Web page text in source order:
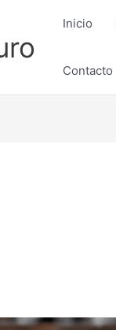
Inicio
Contacto